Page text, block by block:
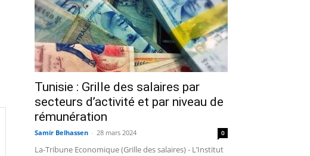
Tunisie : Grille des salaires par
secteurs d’activité et par niveau de
rémunération
Samir Belhassen - 28 mars 2024 0
La-Tribune Economique (Grille des salaires) - L’Institut